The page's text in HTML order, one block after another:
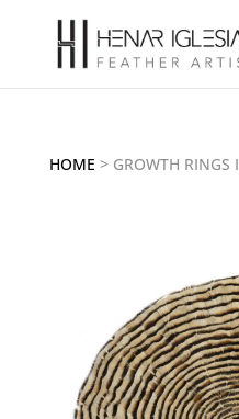
HOME > GROWTH RINGS I